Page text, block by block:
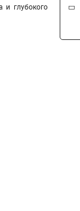
и глубокого